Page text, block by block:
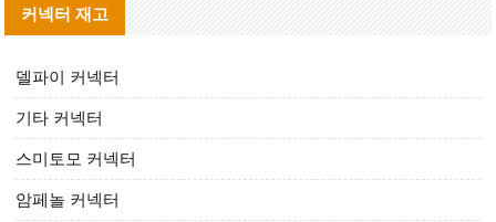
커넥터 재고
델파이 커넥터
기타 커넥터
스미토모 커넥터
암페놀 커넥터